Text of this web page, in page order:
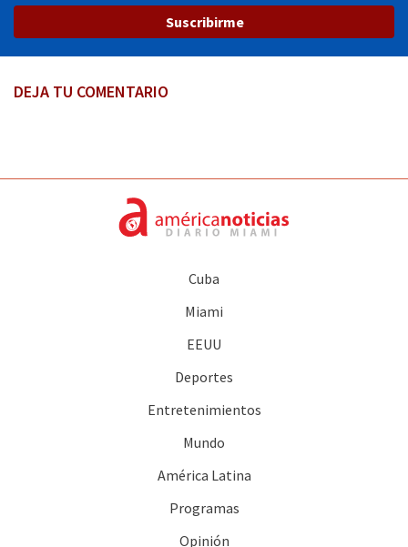
Suscribirme
DEJA TU COMENTARIO
Cuba
Miami
EEUU
Deportes
Entretenimientos
Mundo
América Latina
Programas
Opinión